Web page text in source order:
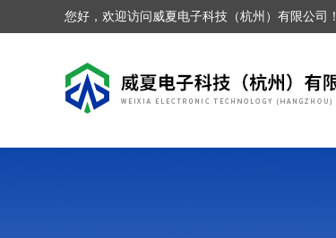
您好，欢迎访问威夏电子科技（杭州）有限公司！